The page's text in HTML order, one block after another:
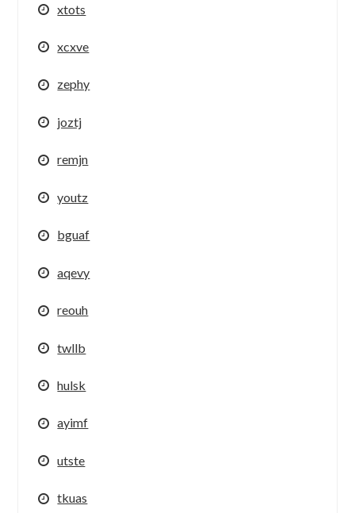
xtots
xcxve
zephy
joztj
remjn
youtz
bguaf
aqevy
reouh
twllb
hulsk
ayimf
utste
tkuas